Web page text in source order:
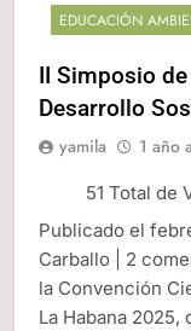
EDUCACIÓN
II Simposio
Desarrollo
yamila 1 año
51 Total de
Publicado el
Carballo | 2
la Convención
La Habana